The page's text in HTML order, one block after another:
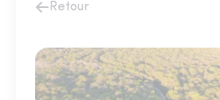
Retour